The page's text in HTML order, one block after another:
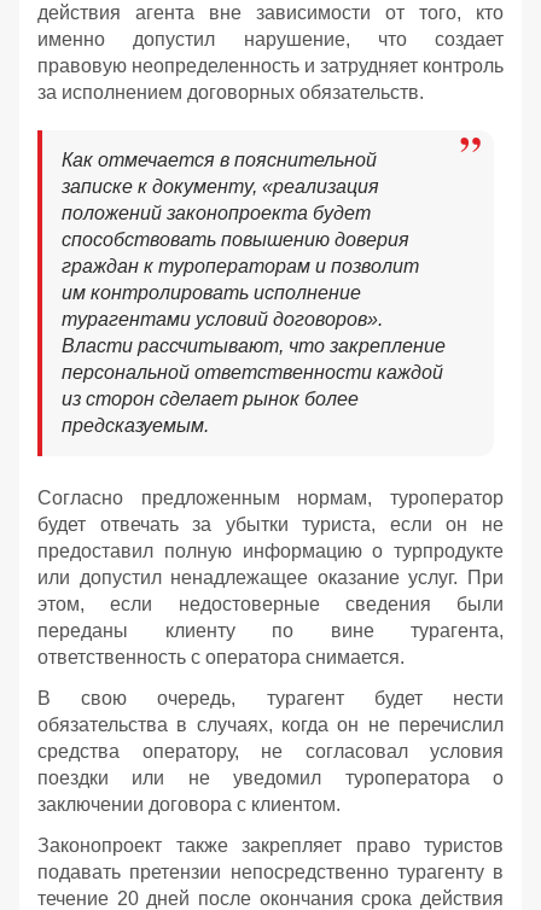
действия агента вне зависимости от того, кто
именно допустил нарушение, что создает
правовую неопределенность и затрудняет контроль
за исполнением договорных обязательств.
Как отмечается в пояснительной
записке к документу, «реализация
положений законопроекта будет
способствовать повышению доверия
граждан к туроператорам и позволит
им контролировать исполнение
турагентами условий договоров».
Власти рассчитывают, что закрепление
персональной ответственности каждой
из сторон сделает рынок более
предсказуемым.
Согласно предложенным нормам, туроператор
будет отвечать за убытки туриста, если он не
предоставил полную информацию о турпродукте
или допустил ненадлежащее оказание услуг. При
этом, если недостоверные сведения были
переданы клиенту по вине турагента,
ответственность с оператора снимается.
В свою очередь, турагент будет нести
обязательства в случаях, когда он не перечислил
средства оператору, не согласовал условия
поездки или не уведомил туроператора о
заключении договора с клиентом.
Законопроект также закрепляет право туристов
подавать претензии непосредственно турагенту в
течение 20 дней после окончания срока действия